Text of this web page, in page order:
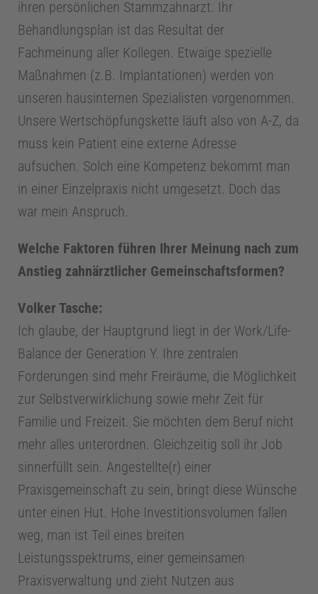
Z
a
h
n
m
e
d
i
z
ihren persönlichen Stammzahnarzt. Ihr
Behandlungsplan ist das Resultat der
Fachmeinung aller Kollegen. Etwaige spezielle
Maßnahmen (z.B. Implantationen) werden von
unseren hausinternen Spezialisten vorgenommen.
Unsere Wertschöpfungskette läuft also von A-Z, da
muss kein Patient eine externe Adresse
aufsuchen. Solch eine Kompetenz bekommt man
in einer Einzelpraxis nicht umgesetzt. Doch das
war mein Anspruch.
Welche Faktoren führen Ihrer Meinung nach zum
Anstieg zahnärztlicher Gemeinschaftsformen?
Volker Tasche:
Ich glaube, der Hauptgrund liegt in der Work/Life-
Balance der Generation Y. Ihre zentralen
Forderungen sind mehr Freiräume, die Möglichkeit
zur Selbstverwirklichung sowie mehr Zeit für
Familie und Freizeit. Sie möchten dem Beruf nicht
mehr alles unterordnen. Gleichzeitig soll ihr Job
sinnerfüllt sein. Angestellte(r) einer
Praxisgemeinschaft zu sein, bringt diese Wünsche
unter einen Hut. Hohe Investitionsvolumen fallen
weg, man ist Teil eines breiten
Leistungsspektrums, einer gemeinsamen
Praxisverwaltung und zieht Nutzen aus